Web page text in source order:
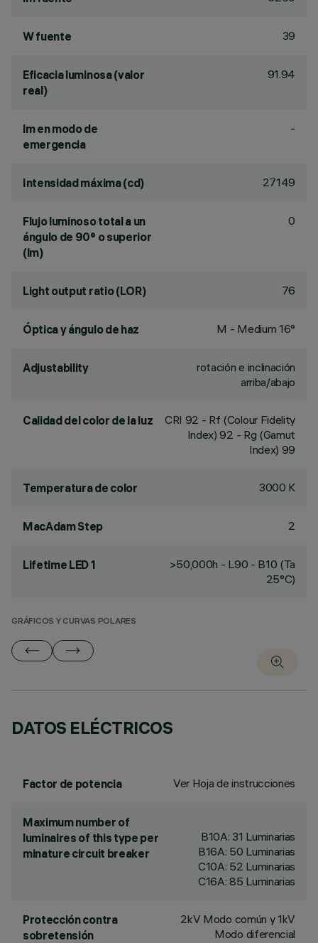
W fuente 39
Eficacia luminosa (valor
real)
91.94
lm en modo de
emergencia
-
Intensidad máxima (cd) 27149
Flujo luminoso total a un
ángulo de 90° o superior
(lm)
0
Light output ratio (LOR) 76
Óptica y ángulo de haz M - Medium 16°
Adjustability
rotación e inclinación
arriba/abajo
Calidad del color de la luz CRI 92 - Rf (Colour Fidelity
Index) 92 - Rg (Gamut
Index) 99
Temperatura de color 3000 K
MacAdam Step 2
Lifetime LED 1
>50,000h - L90 - B10 (Ta
25°C)
GRÁFICOS Y CURVAS POLARES
DATOS ELÉCTRICOS
Factor de potencia Ver Hoja de instrucciones
Maximum number of
luminaires of this type per
minature circuit breaker
B10A: 31 Luminarias
B16A: 50 Luminarias
C10A: 52 Luminarias
C16A: 85 Luminarias
Protección contra
sobretensión
2kV Modo común y 1kV
Modo diferencial